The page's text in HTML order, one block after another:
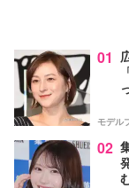
01
モデル
02